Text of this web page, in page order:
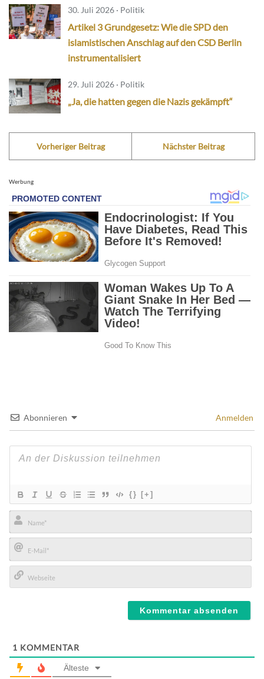
30. Juli 2026 · Politik
Artikel 3 Grundgesetz: Wie die SPD den
islamistischen Anschlag auf den CSD Berlin
instrumentalisiert
29. Juli 2026 · Politik
„Ja, die hatten gegen die Nazis gekämpft“
Vorheriger Beitrag Nächster Beitrag
Werbung
Abonnieren Anmelden
{} [+]
Name*
E-
Mail*
1 KOMMENTAR
Älteste